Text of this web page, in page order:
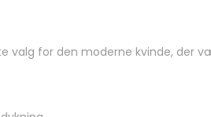
valg for den moderne kvinde,